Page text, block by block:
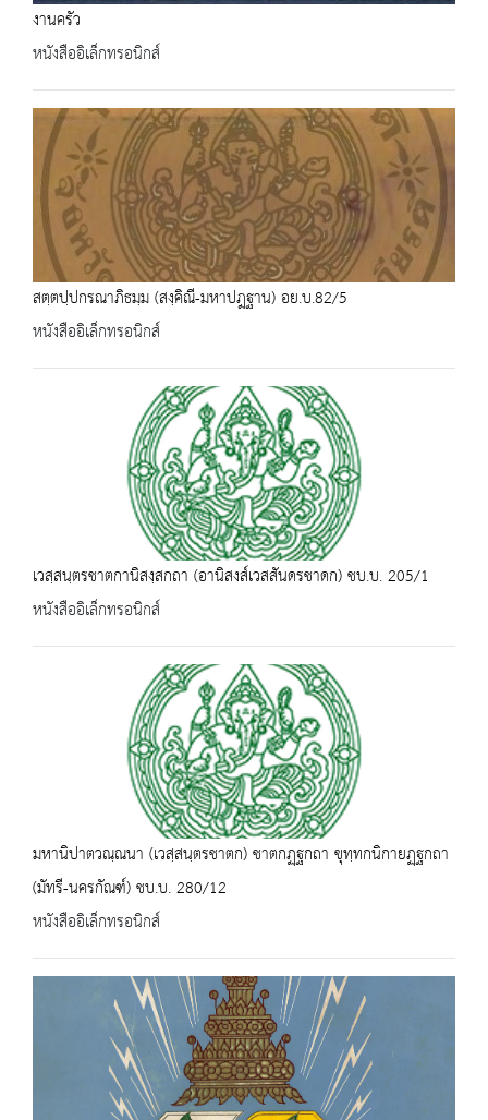
งานครัว
หนังสืออิเล็กทรอนิกส์
สตฺตปฺปกรณาภิธมฺม (สงฺคิณี-มหาปฎฐาน) อย.บ.82/5
หนังสืออิเล็กทรอนิกส์
เวสฺสนฺตรชาตกานิสงฺสกถา (อานิสงส์เวสสันดรชาดก) ชบ.บ. 205/1
หนังสืออิเล็กทรอนิกส์
มหานิปาตวณฺณนา (เวสฺสนฺตรชาตก) ชาตกฏฺฐกถา ขุทฺทกนิกายฏฺฐกถา
(มัทรี-นครกัณฑ์) ชบ.บ. 280/12
หนังสืออิเล็กทรอนิกส์